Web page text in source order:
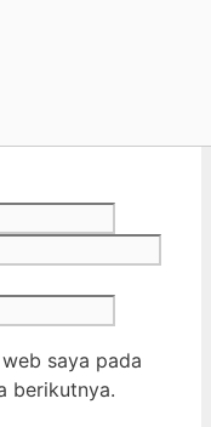
saya pada
berikutnya.